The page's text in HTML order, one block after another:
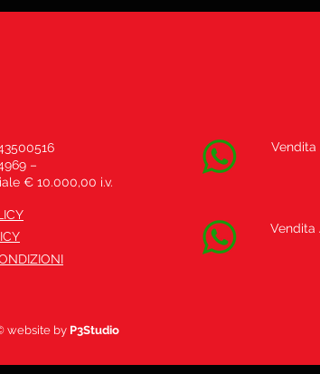
–
€ 10.000,00 i.v.
Vendita
Vendita
website by P3Studio